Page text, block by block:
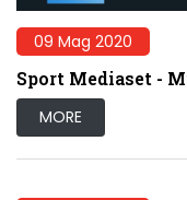
09 Mag 2020
Sport Mediaset -
MORE